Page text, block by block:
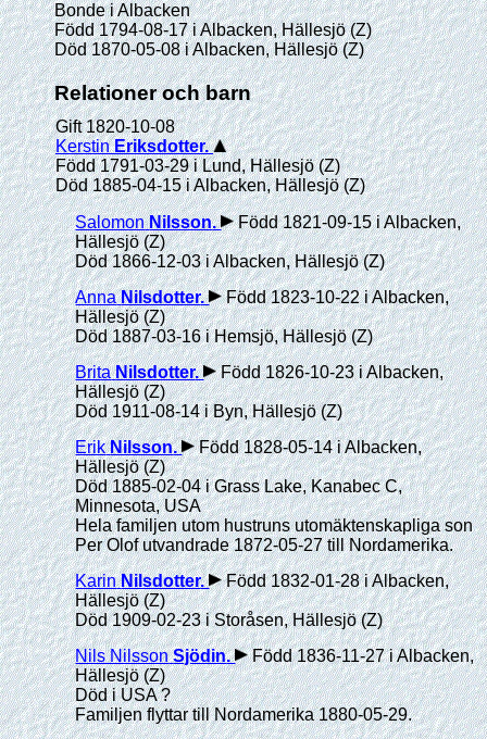
Bonde i Albacken
Född 1794-08-17 i Albacken, Hällesjö (Z)
Död 1870-05-08 i Albacken, Hällesjö (Z)
Relationer och barn
Gift 1820-10-08
Kerstin Eriksdotter.
Född 1791-03-29 i Lund, Hällesjö (Z)
Död 1885-04-15 i Albacken, Hällesjö (Z)
Salomon Nilsson.
Född 1821-09-15 i Albacken,
Hällesjö (Z)
Död 1866-12-03 i Albacken, Hällesjö (Z)
Anna Nilsdotter.
Född 1823-10-22 i Albacken,
Hällesjö (Z)
Död 1887-03-16 i Hemsjö, Hällesjö (Z)
Brita Nilsdotter.
Född 1826-10-23 i Albacken,
Hällesjö (Z)
Död 1911-08-14 i Byn, Hällesjö (Z)
Erik Nilsson.
Född 1828-05-14 i Albacken,
Hällesjö (Z)
Död 1885-02-04 i Grass Lake, Kanabec C,
Minnesota, USA
Hela familjen utom hustruns utomäktenskapliga son
Per Olof utvandrade 1872-05-27 till Nordamerika.
Karin Nilsdotter.
Född 1832-01-28 i Albacken,
Hällesjö (Z)
Död 1909-02-23 i Storåsen, Hällesjö (Z)
Nils Nilsson Sjödin.
Född 1836-11-27 i Albacken,
Hällesjö (Z)
Död i USA ?
Familjen flyttar till Nordamerika 1880-05-29.